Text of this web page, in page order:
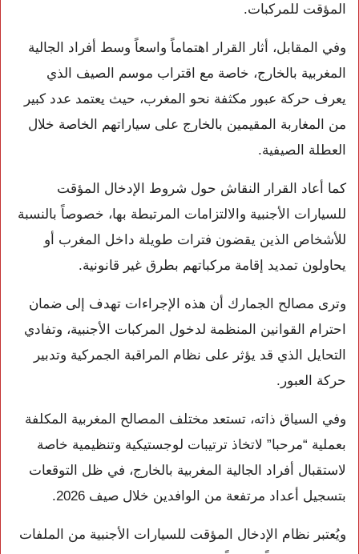
المؤقت للمركبات.
وفي المقابل، أثار القرار اهتماماً واسعاً وسط أفراد الجالية
المغربية بالخارج، خاصة مع اقتراب موسم الصيف الذي
يعرف حركة عبور مكثفة نحو المغرب، حيث يعتمد عدد كبير
من المغاربة المقيمين بالخارج على سياراتهم الخاصة خلال
العطلة الصيفية.
كما أعاد القرار النقاش حول شروط الإدخال المؤقت
للسيارات الأجنبية والالتزامات المرتبطة بها، خصوصاً بالنسبة
للأشخاص الذين يقضون فترات طويلة داخل المغرب أو
يحاولون تمديد إقامة مركباتهم بطرق غير قانونية.
وترى مصالح الجمارك أن هذه الإجراءات تهدف إلى ضمان
احترام القوانين المنظمة لدخول المركبات الأجنبية، وتفادي
التحايل الذي قد يؤثر على نظام المراقبة الجمركية وتدبير
حركة العبور.
وفي السياق ذاته، تستعد مختلف المصالح المغربية المكلفة
بعملية “مرحبا” لاتخاذ ترتيبات لوجستيكية وتنظيمية خاصة
لاستقبال أفراد الجالية المغربية بالخارج، في ظل التوقعات
بتسجيل أعداد مرتفعة من الوافدين خلال صيف 2026.
ويُعتبر نظام الإدخال المؤقت للسيارات الأجنبية من الملفات